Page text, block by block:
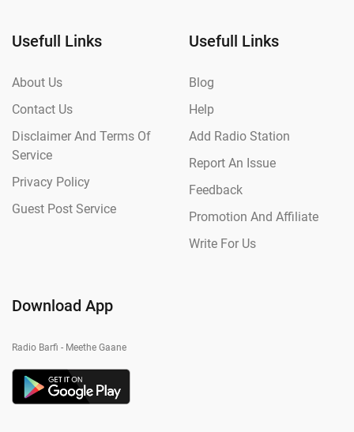
Usefull Links
About Us
Contact Us
Disclaimer And Terms Of
Service
Privacy Policy
Guest Post Service
Usefull Links
Blog
Help
Add Radio Station
Report An Issue
Feedback
Promotion And Affiliate
Write For Us
Download App
Radio Barfi - Meethe Gaane